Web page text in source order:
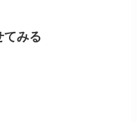
てみる